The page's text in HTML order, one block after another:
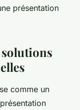
présentation
solutions
comme un